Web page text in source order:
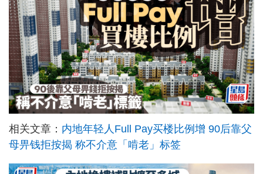
相关文章： 内地年轻人Full Pay买楼比例增 90后靠父
母畀钱拒按揭 称不介意「啃老」标签